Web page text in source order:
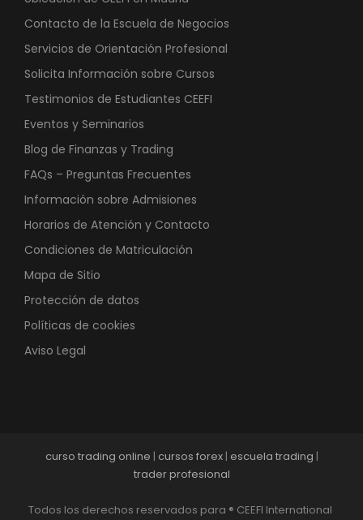
Contacto de la Escuela de Negocios
Servicios de Orientación Profesional
Solicita Información sobre Cursos
Testimonios de Estudiantes CEEFI
Eventos y Seminarios
Blog de Finanzas y Trading
FAQs – Preguntas Frecuentes
Información sobre Admisiones
Horarios de Atención y Contacto
Condiciones de Matriculación
Mapa de Sitio
Protección de datos
Políticas de cookies
Aviso Legal
curso trading online | cursos forex| escuela trading |
trader profesional
Todos los derechos reservados para ® CEEFI International